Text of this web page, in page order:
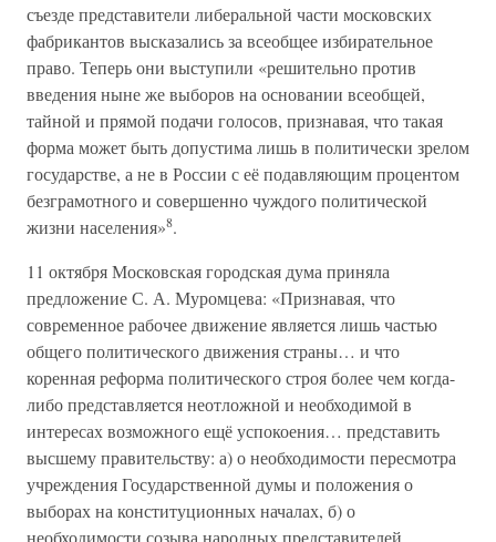
съезде представители либеральной части московских
фабрикантов высказались за всеобщее избирательное
право. Теперь они выступили «решительно против
введения ныне же выборов на основании всеобщей,
тайной и прямой подачи голосов, признавая, что такая
форма может быть допустима лишь в политически зрелом
государстве, а не в России с её подавляющим процентом
безграмотного и совершенно чуждого политической
жизни населения»8.
11 октября Московская городская дума приняла
предложение С. А. Муромцева: «Признавая, что
современное рабочее движение является лишь частью
общего политического движения страны… и что
коренная реформа политического строя более чем когда-
либо представляется неотложной и необходимой в
интересах возможного ещё успокоения… представить
высшему правительству: а) о необходимости пересмотра
учреждения Государственной думы и положения о
выборах на конституционных началах, б) о
необходимости созыва народных представителей,